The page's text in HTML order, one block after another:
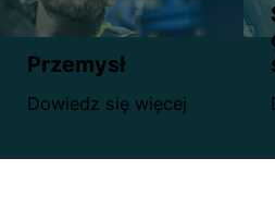
Przemysł
Dowiedz się więcej